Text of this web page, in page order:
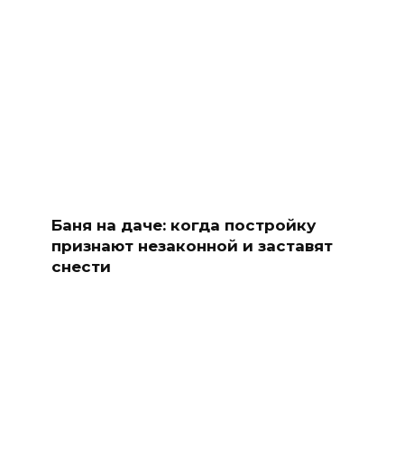
Баня на даче: когда постройку
признают незаконной и заставят
снести